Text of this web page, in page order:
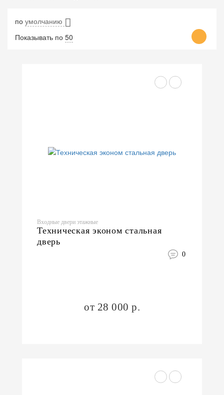
по умолчанию
Показывать по 50
Входные двери этажные
Техническая эконом стальная
дверь
0
от 28 000 р.